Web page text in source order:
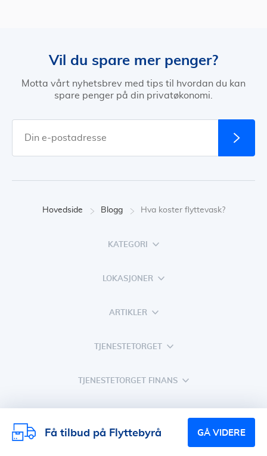
Få tilbud på Flyttebyrå GÅ VIDERE
Vil du spare mer penger?
Motta vårt nyhetsbrev med tips til hvordan du kan
spare penger på din privatøkonomi.
Hovedside Blogg Hva koster flyttevask?
KATEGORI
LOKASJONER
ARTIKLER
TJENESTETORGET
TJENESTETORGET FINANS